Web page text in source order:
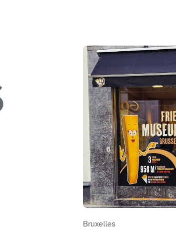
Bruxelles
Bekijk FrietMuseum